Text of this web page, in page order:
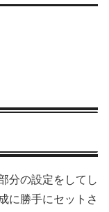
分の設定をしてし
に勝手にセットさ